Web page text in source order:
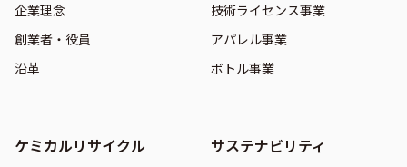
企業理念
創業者・役員
沿革
技術ライセンス事業
アパレル事業
ボトル事業
ケミカルリサイクル サステナビリティ